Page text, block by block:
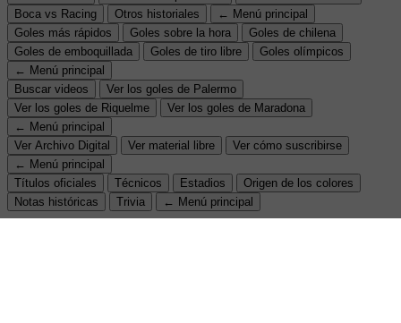
Boca vs Racing
Otros historiales
← Menú principal
Goles más rápidos
Goles sobre la hora
Goles de chilena
Goles de emboquillada
Goles de tiro libre
Goles olímpicos
← Menú principal
Buscar videos
Ver los goles de Palermo
Ver los goles de Riquelme
Ver los goles de Maradona
← Menú principal
Ver Archivo Digital
Ver material libre
Ver cómo suscribirse
← Menú principal
Títulos oficiales
Técnicos Estadios
Origen de los colores
Notas históricas
Trivia ← Menú principal